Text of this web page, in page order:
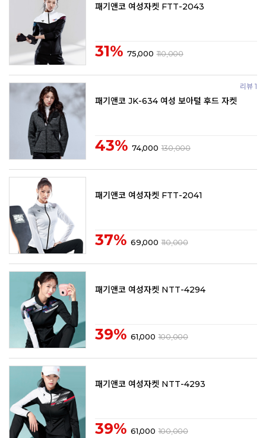
패기앤코 여성자켓 FTT-2043
31% 75,000 110,000
리뷰 1
패기앤코 JK-634 여성 보아털 후드 자켓
43% 74,000 130,000
패기앤코 여성자켓 FTT-2041
37% 69,000 110,000
패기앤코 여성자켓 NTT-4294
39% 61,000 100,000
패기앤코 여성자켓 NTT-4293
39% 61,000 100,000